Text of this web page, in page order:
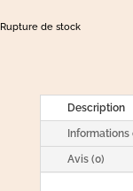
Rupture de stock
Description
Avis (0)